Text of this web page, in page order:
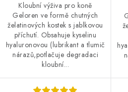
Kloubní výživa pro koně
Geloren ve formě chutných
želatinových kostek s jablkovou
příchutí. Obsahuje kyselinu
hyaluronovou (lubrikant a tlumič
nárazů,potlačuje degradaci
kloubní...